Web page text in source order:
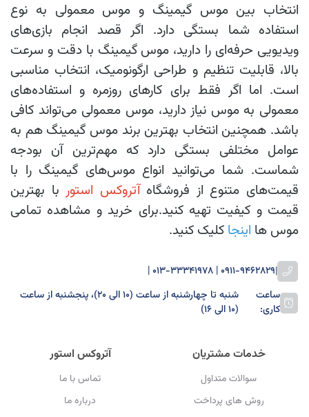
انتخاب بین موس گیمینگ و موس معمولی به نوع
استفاده شما بستگی دارد. اگر قصد انجام بازی‌های
ویدیویی حرفه‌ای را دارید، موس گیمینگ با دقت و سرعت
بالا، قابلیت تنظیم و طراحی ارگونومیک، انتخاب مناسبی
است. اما اگر فقط برای کارهای روزمره و استفاده‌های
معمولی به موس نیاز دارید، موس معمولی می‌تواند کافی
باشد. همچنین انتخاب بهترین برند موس گیمینگ هم به
عوامل مختلفی بستگی دارد که مهم‌ترین آن بودجه
شماست. شما می‌توانید انواع موس‌های گیمینگ را با
قیمت‌های متنوع از فروشگاهآتروکس استوربا بهترین
قیمت و کیفیت تهیه کنید.برای خرید و مشاهده تمامی
موس ها اینجا کلیک کنید.
|
0911-9462829 | 013-33341978 |
ساعت
کاری:
شنبه تا چهارشنبه از ساعت (۱۰ الی ۲۰)، پنجشنبه از ساعت
(۱۰ الی ۱۶)
خدمات مشتریان
سوالات متداول
روش های پرداخت
آتروکس استور
تماس با ما
درباره ما